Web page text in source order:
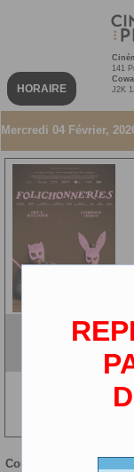
HORAIRE
141
J2K
Mercredi 04 Février,
Folichonneries
Courriel: